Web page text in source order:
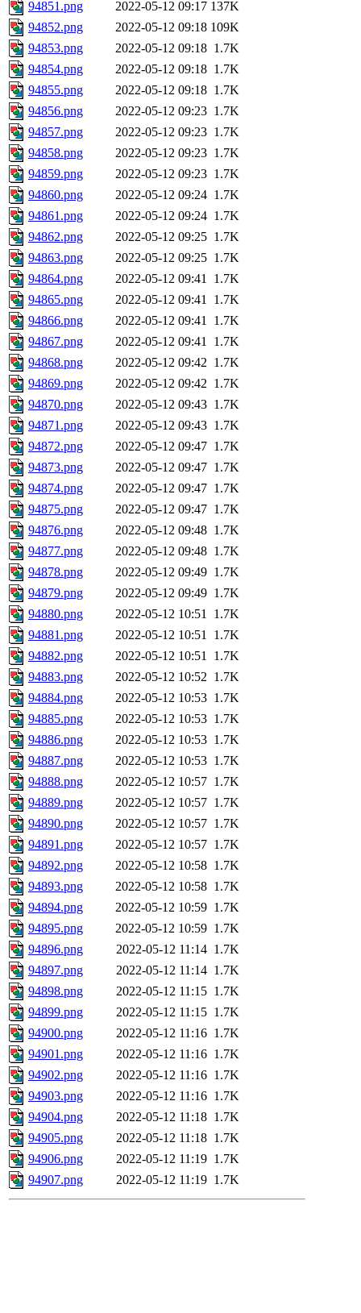
94851.png 2022-05-12 09:17 137K
94852.png
2022-05-12 09:18 109K
94853.png
2022-05-12 09:18 1.7K
94854.png
2022-05-12 09:18 1.7K
94855.png
2022-05-12 09:18 1.7K
94856.png
2022-05-12 09:23 1.7K
94857.png
2022-05-12 09:23 1.7K
94858.png
2022-05-12 09:23 1.7K
94859.png
2022-05-12 09:23 1.7K
94860.png
2022-05-12 09:24 1.7K
94861.png
2022-05-12 09:24 1.7K
94862.png
2022-05-12 09:25 1.7K
94863.png
2022-05-12 09:25 1.7K
94864.png
2022-05-12 09:41 1.7K
94865.png
2022-05-12 09:41 1.7K
94866.png
2022-05-12 09:41 1.7K
94867.png
2022-05-12 09:41 1.7K
94868.png
2022-05-12 09:42 1.7K
94869.png
2022-05-12 09:42 1.7K
94870.png
2022-05-12 09:43 1.7K
94871.png
2022-05-12 09:43 1.7K
94872.png
2022-05-12 09:47 1.7K
94873.png
2022-05-12 09:47 1.7K
94874.png
2022-05-12 09:47 1.7K
94875.png
2022-05-12 09:47 1.7K
94876.png
2022-05-12 09:48 1.7K
94877.png
2022-05-12 09:48 1.7K
94878.png
2022-05-12 09:49 1.7K
94879.png
2022-05-12 09:49 1.7K
94880.png
2022-05-12 10:51 1.7K
94881.png
2022-05-12 10:51 1.7K
94882.png
2022-05-12 10:51 1.7K
94883.png
2022-05-12 10:52 1.7K
94884.png
2022-05-12 10:53 1.7K
94885.png
2022-05-12 10:53 1.7K
94886.png
2022-05-12 10:53 1.7K
94887.png
2022-05-12 10:53 1.7K
94888.png
2022-05-12 10:57 1.7K
94889.png
2022-05-12 10:57 1.7K
94890.png
2022-05-12 10:57 1.7K
94891.png
2022-05-12 10:57 1.7K
94892.png
2022-05-12 10:58 1.7K
94893.png
2022-05-12 10:58 1.7K
94894.png
2022-05-12 10:59 1.7K
94895.png
2022-05-12 10:59 1.7K
94896.png
2022-05-12 11:14 1.7K
94897.png
2022-05-12 11:14 1.7K
94898.png
2022-05-12 11:15 1.7K
94899.png
2022-05-12 11:15 1.7K
94900.png
2022-05-12 11:16 1.7K
94901.png
2022-05-12 11:16 1.7K
94902.png
2022-05-12 11:16 1.7K
94903.png
2022-05-12 11:16 1.7K
94904.png
2022-05-12 11:18 1.7K
94905.png
2022-05-12 11:18 1.7K
94906.png
2022-05-12 11:19 1.7K
94907.png
2022-05-12 11:19 1.7K